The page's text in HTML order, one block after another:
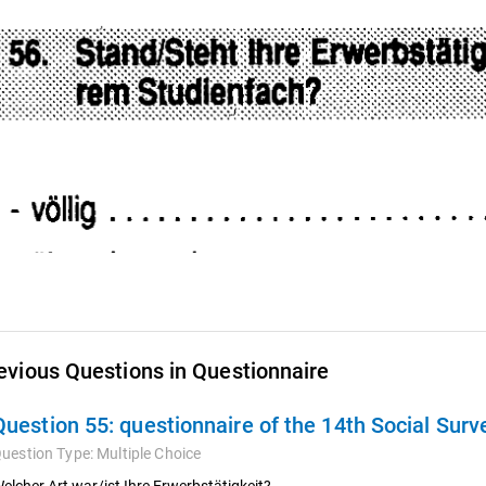
Questions in Questionnaire
55:questionnaire of the 14th Social
Type: Multiple Choice